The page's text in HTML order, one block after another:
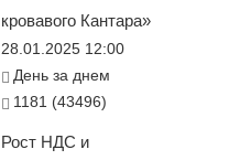
кровавого Кантара»
28.01.2025 12:00
День за днем
1181 (43496)
Рост НДС и